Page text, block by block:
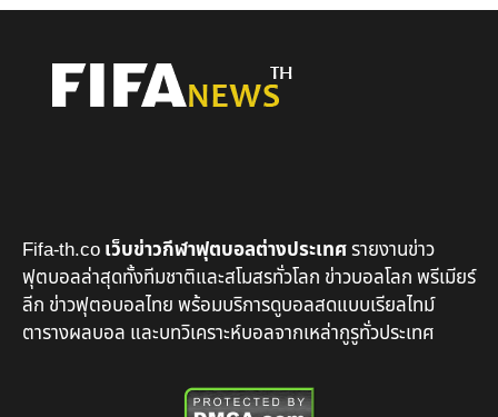
Fifa-th.coเว็บข่าวกีฬาฟุตบอลต่างประเทศรายงานข่าว
ฟุตบอลล่าสุดทั้งทีมชาติและสโมสรทั่วโลก ข่าวบอลโลก พรีเมียร์
ลีก ข่าวฟุตอบอลไทย พร้อมบริการดูบอลสดแบบเรียลไทม์
ตารางผลบอล และบทวิเคราะห์บอลจากเหล่ากูรูทั่วประเทศ